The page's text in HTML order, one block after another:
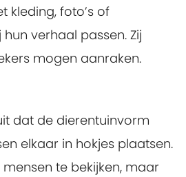
kleding, foto’s of
verhaal passen. Zij
mogen aanraken.
dat de dierentuinvorm
elkaar in hokjes plaatsen.
te bekijken, maar